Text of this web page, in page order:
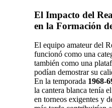
El Impacto del
en la Formación
El equipo amateur del
funcionó como una
también como una
podían demostrar su
En la temporada 1968-
la cantera blanca tenía
en torneos exigentes y